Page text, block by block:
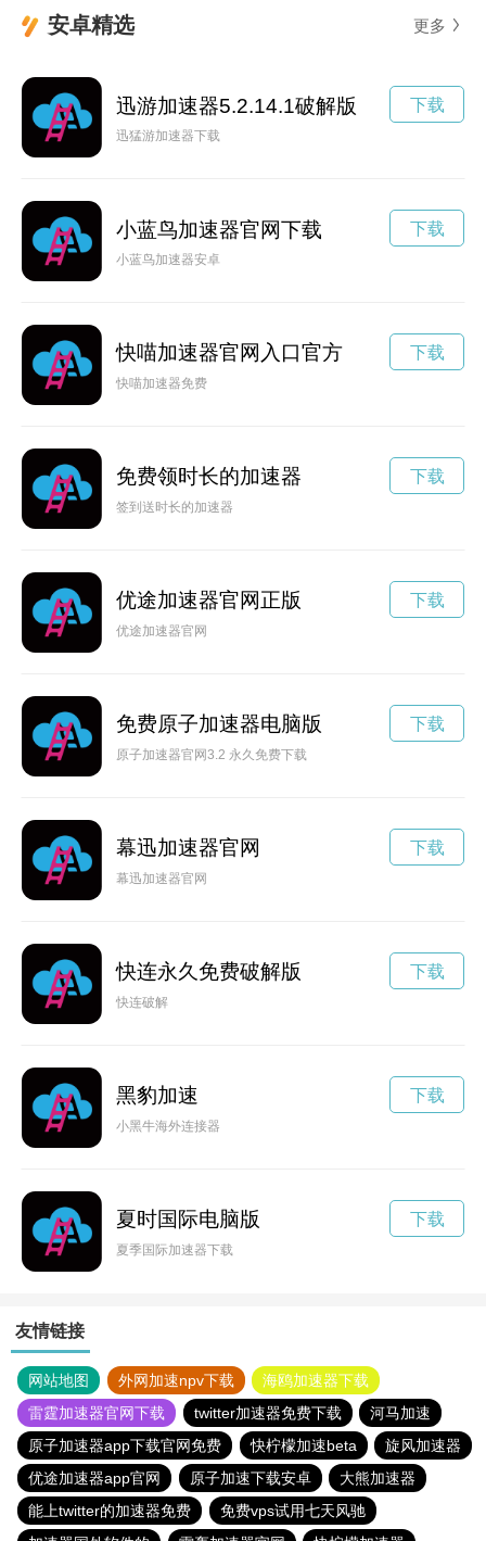
安卓精选 更多
迅游加速器5.2.14.1破解版
迅猛游加速器下载
下载
小蓝鸟加速器官网下载
小蓝鸟加速器安卓
下载
快喵加速器官网入口官方
快喵加速器免费
下载
免费领时长的加速器
签到送时长的加速器
下载
优途加速器官网正版
优途加速器官网
下载
免费原子加速器电脑版
原子加速器官网3.2 永久免费下载
下载
幕迅加速器官网
幕迅加速器官网
下载
快连永久免费破解版
快连破解
下载
黑豹加速
小黑牛海外连接器
下载
夏时国际电脑版
夏季国际加速器下载
下载
友情链接
网站地图 外网加速npv下载
海鸥加速器下载
雷霆加速器官网下载
twitter加速器免费下载
河马加速
原子加速器app下载官网免费
快柠檬加速beta
旋风加速器
优途加速器app官网
原子加速下载安卓
大熊加速器
能上twitter的加速器免费
免费vps试用七天风驰